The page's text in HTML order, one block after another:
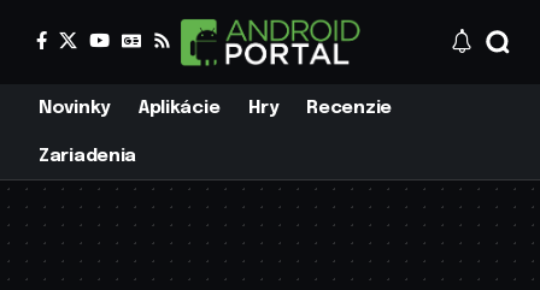
Novinky Aplikácie Hry Recenzie
Zariadenia